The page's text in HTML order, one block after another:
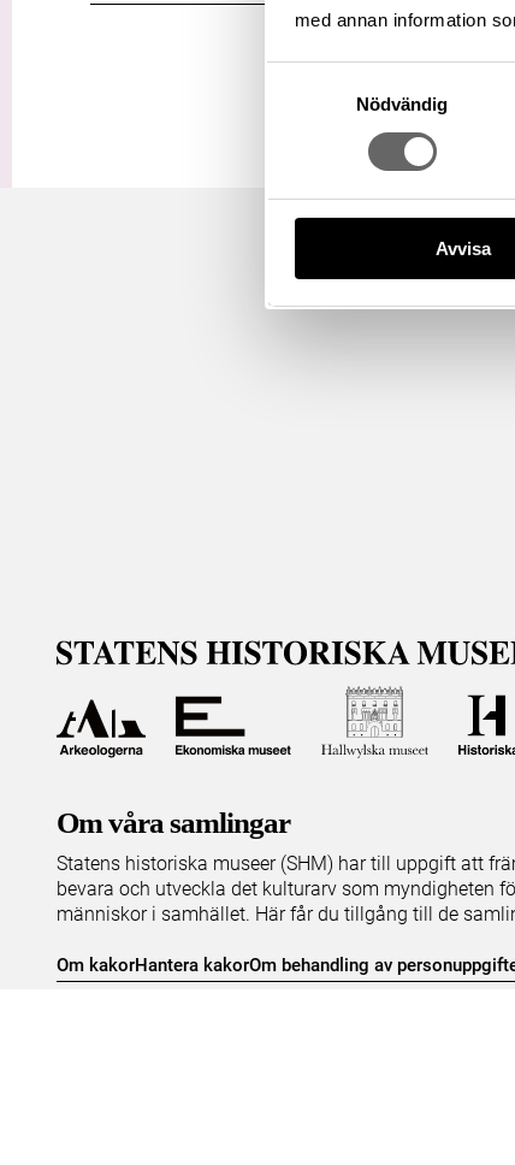
med annan information
Nödvändig
Avvisa
Om våra samlingar
Statens historiska museer (SHM) har till uppgift att
bevara och utveckla det kulturarv som myndigheten
människor i samhället. Här får du tillgång till de
Om kakorHantera kakorOm behandling av